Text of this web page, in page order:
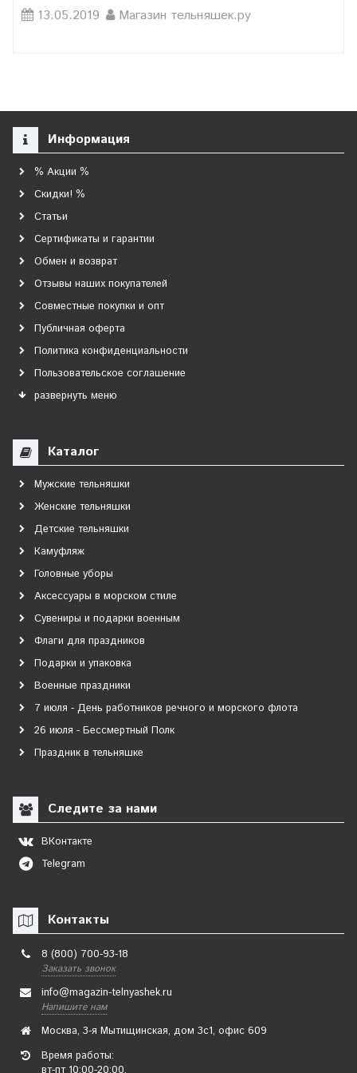
13.05.2019
Магазин тельняшек.ру
Информация
% Акции %
Скидки! %
Статьи
Сертификаты и гарантии
Обмен и возврат
Отзывы наших покупателей
Совместные покупки и опт
Публичная оферта
Политика конфиденциальности
Пользовательское соглашение
развернуть меню
Каталог
Мужские тельняшки
Женские тельняшки
Детские тельняшки
Камуфляж
Головные уборы
Аксессуары в морском стиле
Сувениры и подарки военным
Флаги для праздников
Подарки и упаковка
Военные праздники
7 июля - День работников речного и морского флота
26 июля - Бессмертный Полк
Праздник в тельняшке
Следите за нами
ВКонтакте
Telegram
Контакты
8 (800) 700-93-18
Заказать звонок
info@magazin-telnyashek.ru
Напишите нам
Москва, 3-я Мытищинская, дом 3с1, офис 609
Время работы: